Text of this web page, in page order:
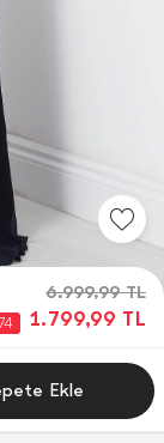
6.999,99TL
1.799,99 TL
Ekle